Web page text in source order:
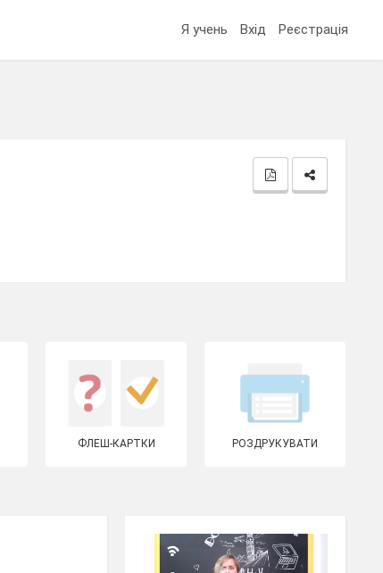
Я учень Вхід Реєстрація
ФЛЕШ-КАРТКИ РОЗДРУКУВАТИ